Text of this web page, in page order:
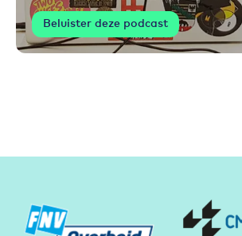
Beluister deze podcast